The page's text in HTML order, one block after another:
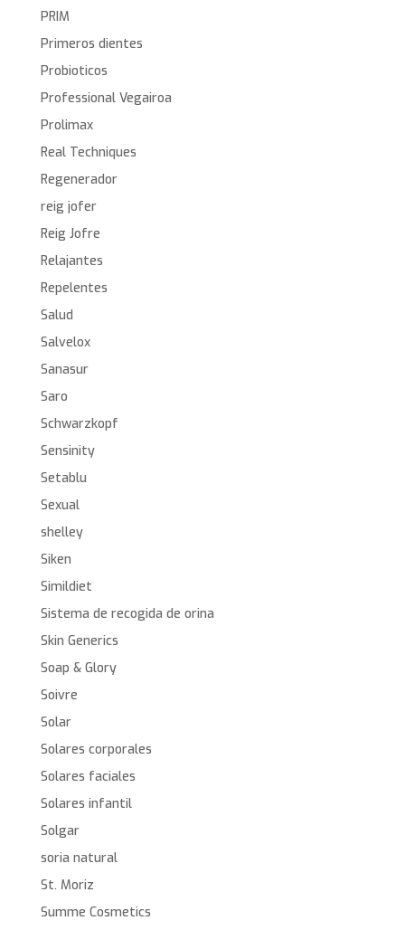
PRIM
Primeros dientes
Probioticos
Professional Vegairoa
Prolimax
Real Techniques
Regenerador
reig jofer
Reig Jofre
Relajantes
Repelentes
Salud
Salvelox
Sanasur
Saro
Schwarzkopf
Sensinity
Setablu
Sexual
shelley
Siken
Simildiet
Sistema de recogida de orina
Skin Generics
Soap & Glory
Soivre
Solar
Solares corporales
Solares faciales
Solares infantil
Solgar
soria natural
St. Moriz
Summe Cosmetics